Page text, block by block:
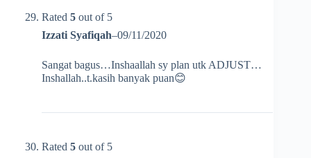
Rated 5 out of 5
Izzati Syafiqah–09/11/2020
Sangat bagus…Inshaallah sy plan utk ADJUST…
Inshallah..t.kasih banyak puan😊
Rated 5 out of 5